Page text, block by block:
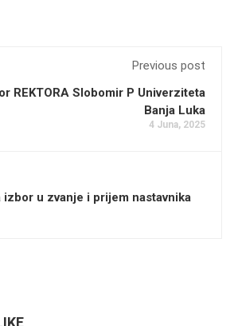
Previous post
REKTORA Slobomir P Univerziteta
Banja Luka
4 Juna, 2025
izbor u zvanje i prijem nastavnika